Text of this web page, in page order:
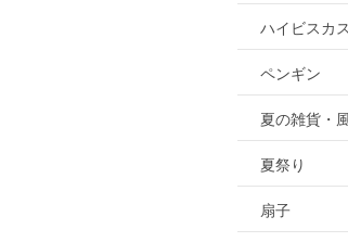
ハイビスカス
ペンギン
夏の雑貨・
夏祭り
扇子